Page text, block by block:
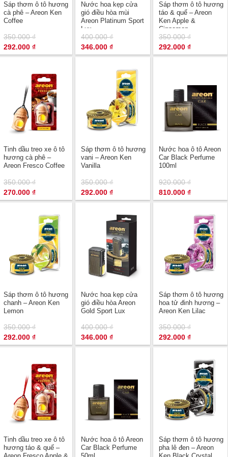
Sáp thơm ô tô hương
cà phê – Areon Ken
Coffee
350.000₫
Giá
gốc
là:
292.000 ₫Giá
hiện
tại
Nước hoa kẹp cửa
gió điều hòa mùi
Areon Platinum Sport
Lux
400.000₫
Giá
gốc
là:
346.000₫Giá
hiện
tại
346.000 ₫.
Sáp thơm ô tô hương
táo & quế – Areon
Ken Apple &
Cinnamon
350.000₫
Giá
gốc
là:
292.000 ₫Giá
hiện
tại
Tinh dầu treo xe ô tô
hương cà phê –
Areon Fresco Coffee
350.000₫
Giá
gốc
là:
270.000 ₫Giá
hiện
tại
270.000 ₫.
Sáp thơm ô tô hương
vani – Areon Ken
Vanilla
350.000₫
Giá
gốc
là:
292.000₫Giá
hiện
tại
292.000 ₫.
Nước hoa ô tô Areon
Car Black Perfume
100ml
920.000₫
Giá
gốc
là:
810.000 ₫Giá
hiện
tại
810.000 ₫.
Sáp thơm ô tô hương
chanh – Areon Ken
Lemon
350.000₫
Giá
gốc
là:
292.000 ₫Giá
hiện
tại
Nước hoa kẹp cửa
gió điều hòa Areon
Gold Sport Lux
400.000₫
Giá
gốc
là:
346.000₫Giá
hiện
tại
Sáp thơm ô tô hương
hoa tử đinh hương –
Areon Ken Lilac
350.000₫
Giá
gốc
là:
292.000 ₫Giá
hiện
tại
292.000 ₫.
Tinh dầu treo xe ô tô
hương táo & quế –
Nước hoa ô tô Areon
Car Black Perfume
Sáp thơm ô tô hương
pha lê đen – Areon